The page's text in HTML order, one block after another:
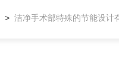
>洁净手术部特殊的节能设计